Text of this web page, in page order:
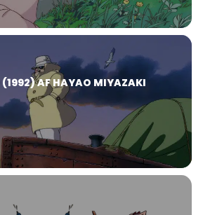
(1992) AF HAYAO MIYAZAKI